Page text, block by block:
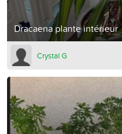
Dracaena plante intérieur
Crystal G